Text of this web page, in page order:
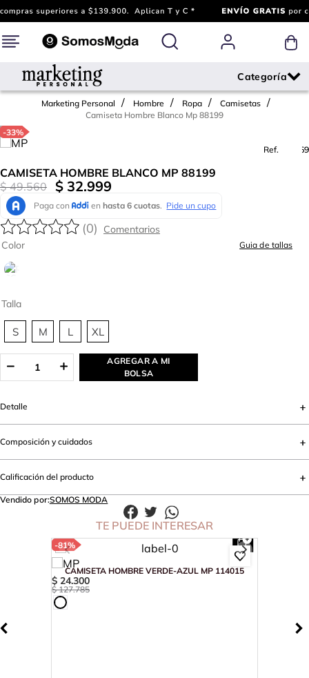
Marketing Personal Hombre Ropa
Camisetas
Camiseta Hombre Blanco Mp 88199
-33%
Ref.
666369
CAMISETA HOMBRE BLANCO MP 88199
$ 49.560 $ 32.999
(0)
Talla
S M L XL
Color Guia de tallas
AGREGAR A MI
BOLSA
Detalle
Composición y cuidados
Calificación del producto
Vendido por:SOMOS MODA
TE PUEDE INTERESAR
-81%
CAMISETA HOMBRE VERDE-AZUL MP 114015
$ 24.300
$ 127.785